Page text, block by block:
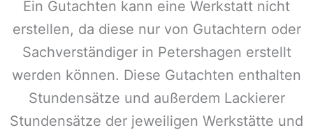
Ein Gutachten kann eine Werkstatt nicht
erstellen, da diese nur von Gutachtern oder
Sachverständiger in Petershagen erstellt
werden können. Diese Gutachten enthalten
Stundensätze und außerdem Lackierer
Stundensätze der jeweiligen Werkstätte und